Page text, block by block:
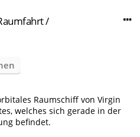
/
Raumschiff von Virgin
welches sich gerade in der
befindet.